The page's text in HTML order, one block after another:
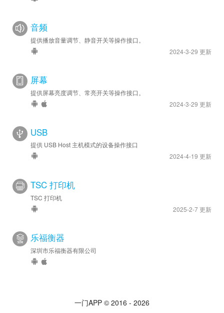
音频
提供播放音量调节、静音开关等操作接口。
2024-3-29 更新
屏幕
提供屏幕亮度调节、常亮开关等操作接口。
2024-3-29 更新
USB
提供 USB Host 主机模式的设备操作接口
2024-4-19 更新
TSC 打印机
TSC 打印机
2025-2-7 更新
乐福衡器
深圳市乐福衡器有限公司
一门APP © 2016 - 2026